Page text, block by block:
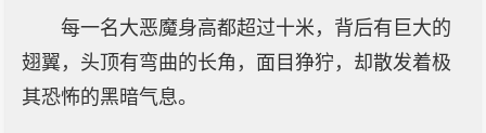
每一名大恶魔身高都超过十米，背后有巨大的
翅翼，头顶有弯曲的长角，面目狰狞，却散发着极
其恐怖的黑暗气息。